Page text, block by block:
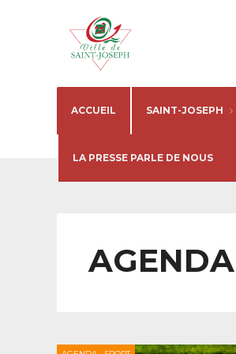
ACCUEIL SAINT-JOSEPH
LA PRESSE PARLE DE NOUS
AGENDA